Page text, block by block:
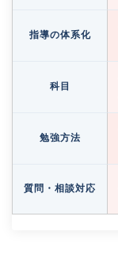
指導の体系化
科目
勉強方法
質問・相談対応